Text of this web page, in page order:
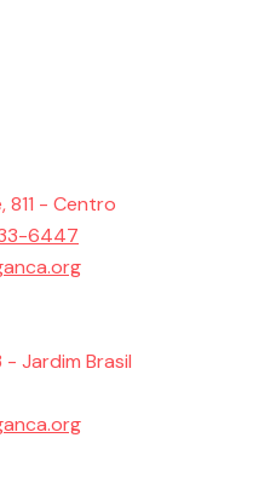
811 - Centro
6447
- Jardim Brasil